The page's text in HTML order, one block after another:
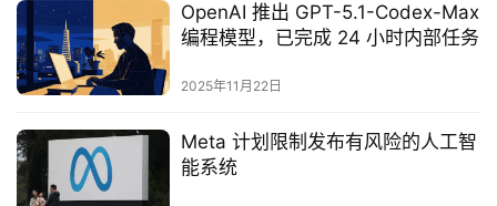
OpenAI 推出 GPT-5.1-Codex-Max
编程模型，已完成 24 小时内部任务
2025年11月22日
Meta 计划限制发布有风险的人工智
能系统